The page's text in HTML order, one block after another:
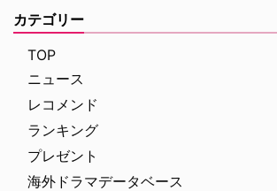
カテゴリー
TOP
ニュース
レコメンド
ランキング
プレゼント
海外ドラマデータベース